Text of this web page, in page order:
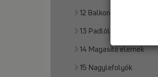
12 Balkon- és terasz
13 Padlólefolyó
14 Magasító elemek
15 Nagylefolyók